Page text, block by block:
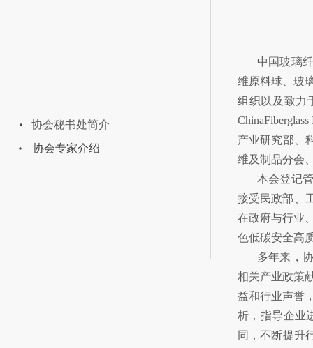
中国玻璃
维原料球、玻
组织以及致力
产业研究部、
维及制品分会
本会登记
接受民政部、
在政府与行业
色低碳安全高
多年来，
相关产业政策
益和行业声誉
析，指导企业
同，不断提升
协会秘书处简介
协会专家介绍